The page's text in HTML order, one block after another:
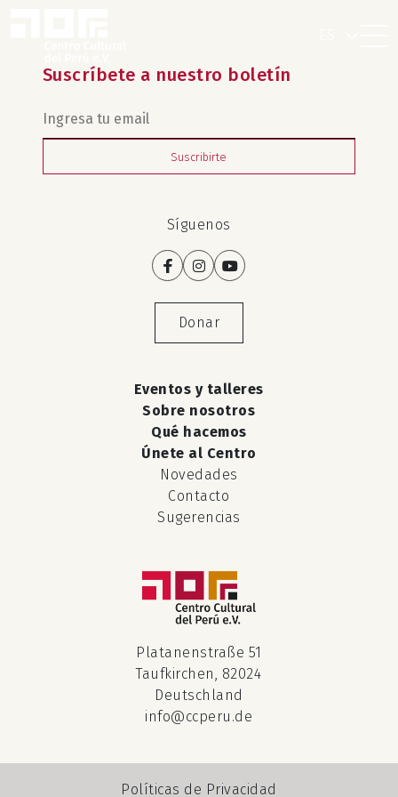
Platanenstraße 51
Taufkirchen, 82024
Deutschland
info@ccperu.de
Eventos y talleres
Sobre nosotros
Qué hacemos
Únete al Centro
Novedades
Contacto
Sugerencias
Suscríbete a nuestro boletín
Suscribirte
Síguenos
Donar
Políticas de Privacidad